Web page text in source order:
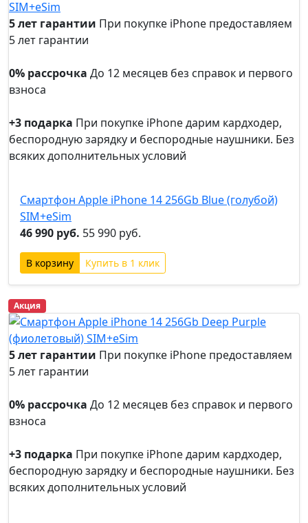
5 лет гарантии При покупке iPhone предоставляем
5 лет гарантии
0% рассрочка До 12 месяцев без справок и первого
взноса
+3 подарка При покупке iPhone дарим кардходер,
беспородную зарядку и беспородные наушники. Без
всяких дополнительных условий
Смартфон Apple iPhone 14 256Gb Blue (голубой)
SIM+eSim
46 990 руб. 55 990 руб.
Купить в 1 клик
Акция
5 лет гарантии При покупке iPhone предоставляем
5 лет гарантии
0% рассрочка До 12 месяцев без справок и первого
взноса
+3 подарка При покупке iPhone дарим кардходер,
беспородную зарядку и беспородные наушники. Без
всяких дополнительных условий